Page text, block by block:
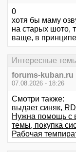
0
хотя бы маму
на старых шото,
ваще, в принципе
Интересные
forums-kuban.ru
07.08.2026 - 18:26
Смотри также:
выдает синяк,
Нужна помощь с
темы, покупка
Рабочая